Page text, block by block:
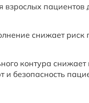
взрослых пациентов
снижает риск
контура
и безопасность